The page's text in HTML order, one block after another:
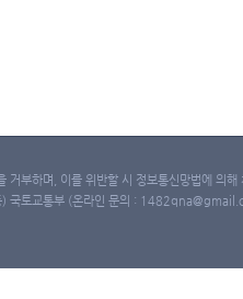
거부하며, 이를 위반할 시 정보통신망법에 의
국토교통부 (온라인 문의 :